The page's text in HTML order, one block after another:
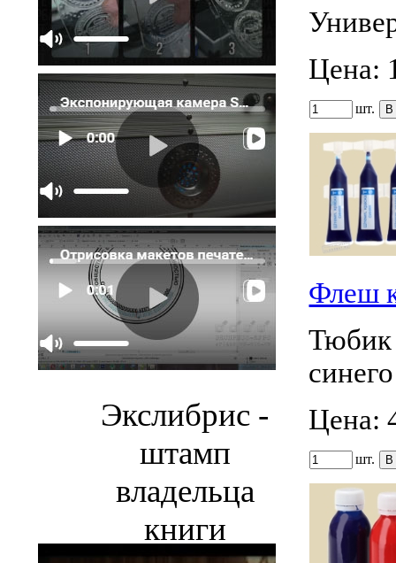
Экслибрис -
штамп
владельца
книги
Цена:
шт.
Флеш
Тюбик
Цена:
шт.